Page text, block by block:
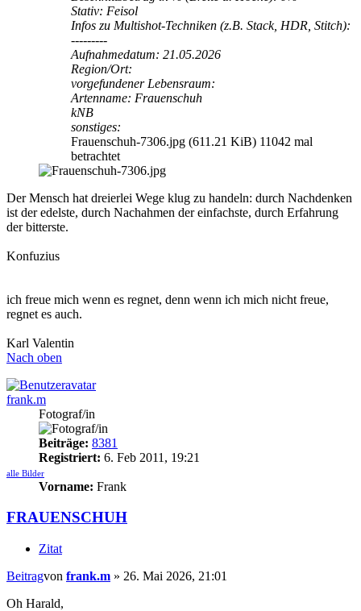
Stativ: Feisol
Infos zu Multishot-Techniken (z.B. Stack, HDR, Stitch):
---------
Aufnahmedatum: 21.05.2026
Region/Ort:
vorgefundener Lebensraum:
Artenname: Frauenschuh
kNB
sonstiges:
Frauenschuh-7306.jpg (611.21 KiB) 11042 mal
betrachtet
Der Mensch hat dreierlei Wege klug zu handeln: durch Nachdenken
ist der edelste, durch Nachahmen der einfachste, durch Erfahrung
der bitterste.
Konfuzius
ich freue mich wenn es regnet, denn wenn ich mich nicht freue,
regnet es auch.
Karl Valentin
Nach oben
frank.m
Fotograf/in
Beiträge: 8381
Registriert: 6. Feb 2011, 19:21
alle Bilder
Vorname: Frank
FRAUENSCHUH
Zitat
Beitragvon frank.m » 26. Mai 2026, 21:01
Oh Harald,